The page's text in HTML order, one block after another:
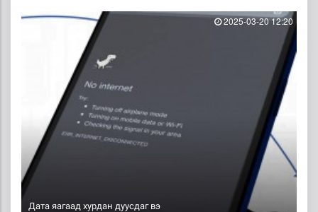
Дата яагаад хурдан дуусдаг вэ
2025-03-20 12:20